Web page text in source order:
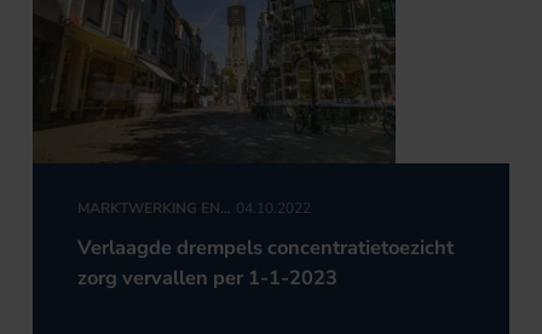
MARKTWERKING EN
MEDEDINGINGSRECHT
04.10.2022
Verlaagde drempels concentratietoezicht
zorg vervallen per 1-1-2023